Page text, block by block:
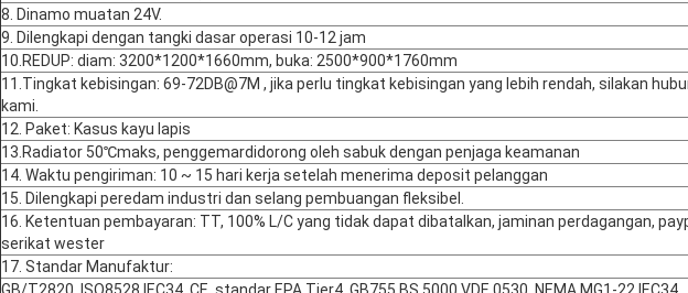
8. Dinamo muatan 24V.
9. Dilengkapi dengan tangki dasar operasi 10-12 jam
10. REDUP: diam: 3200*1200*1660mm, buka: 2500*900*1760mm
11. Tingkat kebisingan: 69-72DB@7M , jika perlu tingkat kebisingan yang lebih rendah, silakan
kami.
12. Paket: Kasus kayu lapis
13.Radiator 50℃maks, penggemardidorong oleh sabuk dengan penjaga keamanan
14. Waktu pengiriman: 10 ~ 15 hari kerja setelah menerima deposit pelanggan
15. Dilengkapi peredam industri dan selang pembuangan fleksibel.
16. Ketentuan pembayaran: TT, 100% L/C yang tidak dapat dibatalkan, jaminan perdagangan,
serikat wester
17. Standar Manufaktur:
GB/T2820, ISO8528,IEC34, CE, standar EPA Tier4, GB755,BS 5000,VDE 0530, NEMA MG1-22,IEC34.